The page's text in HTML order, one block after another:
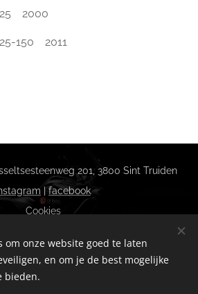
2000
150 2011
201, 3800 Sint Truiden
|facebook
Cookies
Français
om onze website goed te laten
en om je de best mogelijke
bieden.